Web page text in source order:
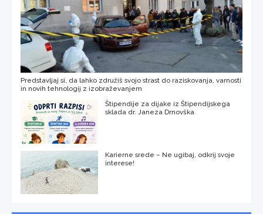
Predstavljaj si, da lahko združiš svojo strast do raziskovanja, varnosti
in novih tehnologij z izobraževanjem
Štipendije za dijake iz Štipendijskega
sklada dr. Janeza Drnovška
Karierne srede – Ne ugibaj, odkrij svoje
interese!